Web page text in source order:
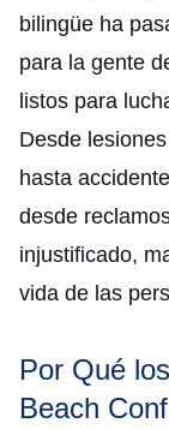
bilingüe ha
para la gente
listos para
Desde
hasta
desde
injustificado,
vida de las
Por Qué
Beach